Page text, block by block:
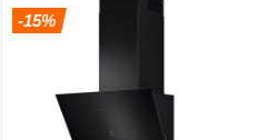
-15%